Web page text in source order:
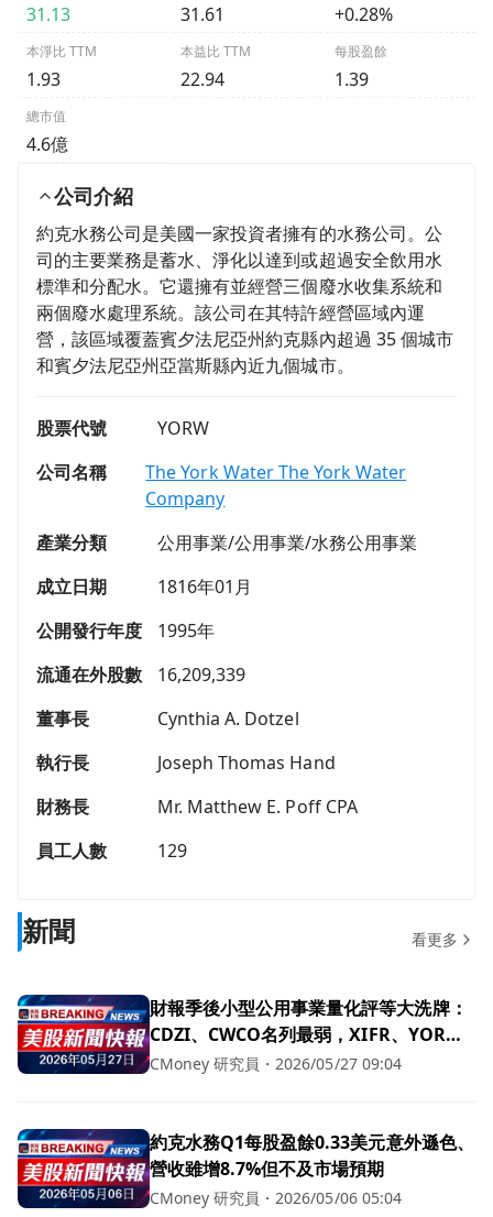
31.13 31.61 +0.28%
本淨比 TTM
1.93
本益比 TTM
22.94
每股盈餘
1.39
總市值
4.6億
公司介紹
約克水務公司是美國一家投資者擁有的水務公司。公
司的主要業務是蓄水、淨化以達到或超過安全飲用水
標準和分配水。它還擁有並經營三個廢水收集系統和
兩個廢水處理系統。該公司在其特許經營區域內運
營，該區域覆蓋賓夕法尼亞州約克縣內超過 35 個城市
和賓夕法尼亞州亞當斯縣內近九個城市。
股票代號
YORW
公司名稱
The York Water The York Water
Company
產業分類
公用事業/公用事業/水務公用事業
成立日期
1816年01月
公開發行年度
1995年
流通在外股數
16,209,339
董事長
Cynthia A. Dotzel
執行長
Joseph Thomas Hand
財務長
Mr. Matthew E. Poff CPA
員工人數
129
新聞 看更多
財報季後小型公用事業量化評等大洗牌：
CDZI、CWCO名列最弱，XIFR、YORW
領先
CMoney 研究員 ・ 2026/05/27 09:04
約克水務Q1每股盈餘0.33美元意外遜色、
營收雖增8.7%但不及市場預期
CMoney 研究員 ・ 2026/05/06 05:04